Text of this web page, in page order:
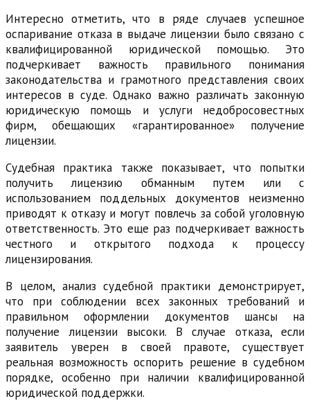
Интересно отметить, что в ряде случаев успешное
оспаривание отказа в выдаче лицензии было связано с
квалифицированной юридической помощью. Это
подчеркивает важность правильного понимания
законодательства и грамотного представления своих
интересов в суде. Однако важно различать законную
юридическую помощь и услуги недобросовестных
фирм, обещающих «гарантированное» получение
лицензии.
Судебная практика также показывает, что попытки
получить лицензию обманным путем или с
использованием поддельных документов неизменно
приводят к отказу и могут повлечь за собой уголовную
ответственность. Это еще раз подчеркивает важность
честного и открытого подхода к процессу
лицензирования.
В целом, анализ судебной практики демонстрирует,
что при соблюдении всех законных требований и
правильном оформлении документов шансы на
получение лицензии высоки. В случае отказа, если
заявитель уверен в своей правоте, существует
реальная возможность оспорить решение в судебном
порядке, особенно при наличии квалифицированной
юридической поддержки.